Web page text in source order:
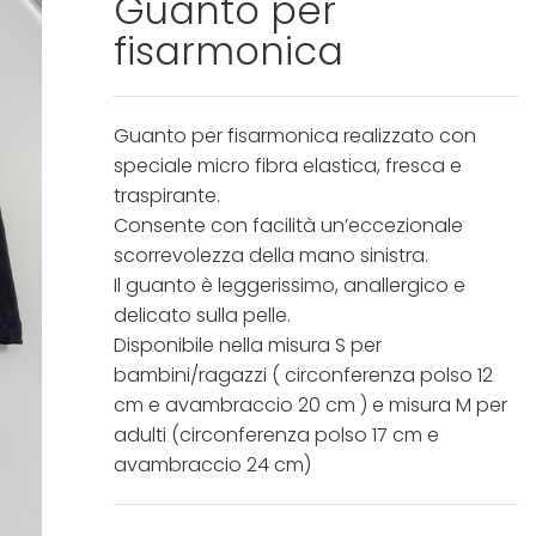
fisarmonica
Guanto per fisarmonica realizzato con
speciale micro fibra elastica, fresca e
traspirante.
Consente con facilità un’eccezionale
scorrevolezza della mano sinistra.
Il guanto è leggerissimo, anallergico e
delicato sulla pelle.
Disponibile nella misura S per
bambini/ragazzi ( circonferenza polso 12
cm e avambraccio 20 cm ) e misura M per
adulti (circonferenza polso 17 cm e
avambraccio 24 cm)